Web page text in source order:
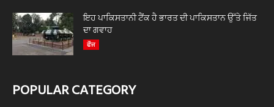
ਇਹ ਪਾਕਿਸਤਾਨੀ ਟੈਂਕ ਹੈ ਭਾਰਤ ਦੀ ਪਾਕਿਸਤਾਨ ਉੱਤੇ ਜਿੱਤ
ਦਾ ਗਵਾਹ
ਫੌਜ
POPULAR CATEGORY